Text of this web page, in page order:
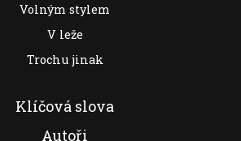
Volným stylem
V leže
Trochu jinak
Klíčová slova
Autoři